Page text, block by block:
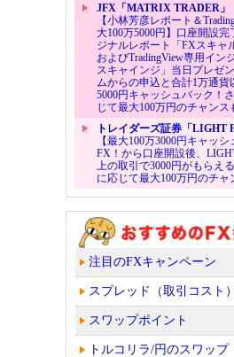
JFX「MATRIX TRADER」
【小林芳彦レポート＆
大100万5000円】口座開設完
ジナルレポート「FXスキャ
およびTradingView専用イン
スキャインジ」当日プレゼ
ムからの申込と合計1万通貨
5000円キャッシュバック！
じて最大100万円のチャンス
トレイダーズ証券「LIGHT
【最大100万3000円キャッ
FX！から口座開設後、
上の取引で3000円がもらえ
に応じて最大100万円のチャ
注目のFXキャンペーン
スプレッド（取引コスト）
スワップポイント
トルコリラ/円のスワップ